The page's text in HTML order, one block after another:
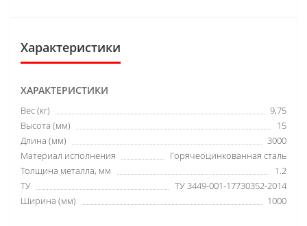
Характеристики
ХАРАКТЕРИСТИКИ
Вес (кг)
9,75
Высота (мм)
15
Длина (мм)
3000
Материал исполнения
Горячеоцинкованная сталь
Толщина металла, мм
1.2
ТУ
ТУ 3449-001-17730352-2014
Ширина (мм)
1000